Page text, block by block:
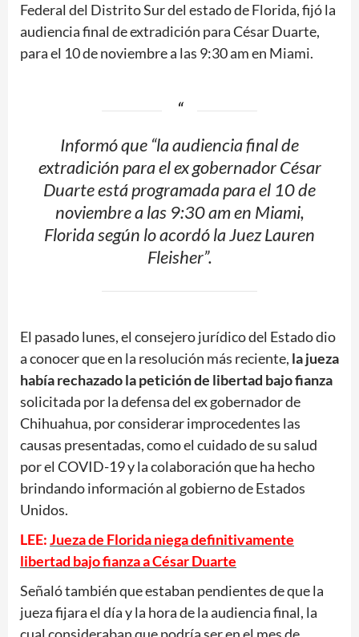
Federal del Distrito Sur del estado de Florida, fijó la
audiencia final de extradición para César Duarte,
para el 10 de noviembre a las 9:30 am en Miami.
Informó que “la audiencia final de
extradición para el ex gobernador César
Duarte está programada para el 10 de
noviembre a las 9:30 am en Miami,
Florida según lo acordó la Juez Lauren
Fleisher”.
El pasado lunes, el consejero jurídico del Estado dio
a conocer que en la resolución más reciente, la jueza
había rechazado la petición de libertad bajo fianza
solicitada por la defensa del ex gobernador de
Chihuahua, por considerar improcedentes las
causas presentadas, como el cuidado de su salud
por el COVID-19 y la colaboración que ha hecho
brindando información al gobierno de Estados
Unidos.
LEE:Jueza de Florida niega definitivamente
libertad bajo fianza a César Duarte
Señaló también que estaban pendientes de que la
jueza fijara el día y la hora de la audiencia final, la